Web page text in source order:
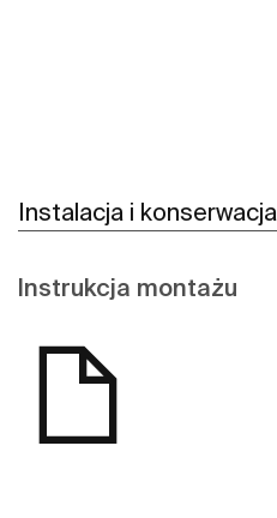
Instalacja i konserwacja
Instrukcja montażu